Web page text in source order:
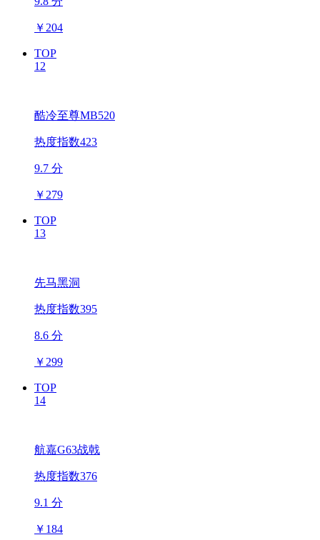
￥ 204
TOP
12
酷冷至尊MB520
热度指数423
9.7 分
￥ 279
TOP
13
先马黑洞
热度指数395
8.6 分
￥ 299
TOP
14
航嘉G63战戟
热度指数376
9.1 分
￥ 184